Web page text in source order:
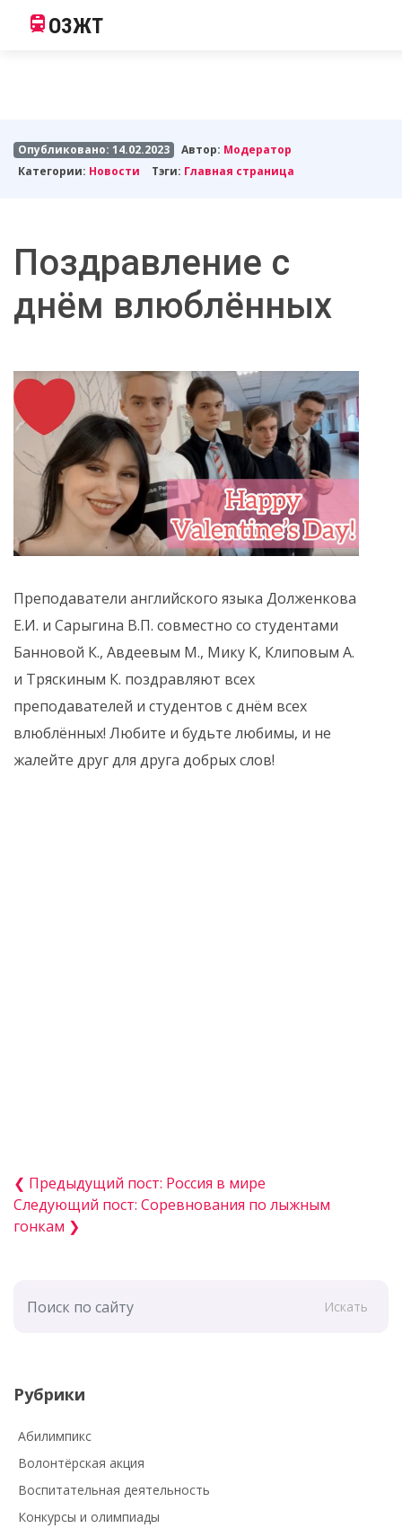
ОЗЖТ
Опубликовано: 14.02.2023 Автор: Модератор
Категории: Новости Тэги: Главная страница
Поздравление с
днём влюблённых
Преподаватели английского языка Долженкова
Е.И. и Сарыгина В.П. совместно со студентами
Банновой К., Авдеевым М., Мику К, Клиповым А.
и Тряскиным К. поздравляют всех
преподавателей и студентов с днём всех
влюблённых! Любите и будьте любимы, и не
жалейте друг для друга добрых слов!
❮ Предыдущий пост: Россия в мире
Следующий пост: Соревнования по лыжным
гонкам ❯
Искать
Рубрики
Абилимпикс
Волонтёрская акция
Воспитательная деятельность
Конкурсы и олимпиады